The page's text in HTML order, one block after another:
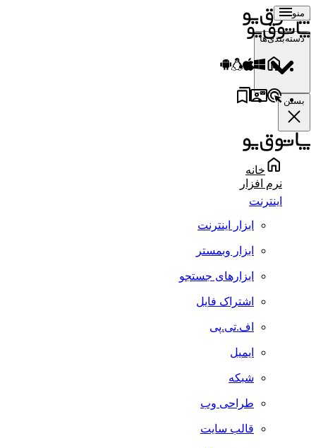
منو
دسته‌بندی‌ها
بستن
خانه
نرم افزار
اینترنت
ابزار اینترنت
ابزار وبمستر
ابزارهای جستجو
اشتراک فایل
اف.تی.پی
ایمیل
شبکه
طراحی وب
قالب سایت